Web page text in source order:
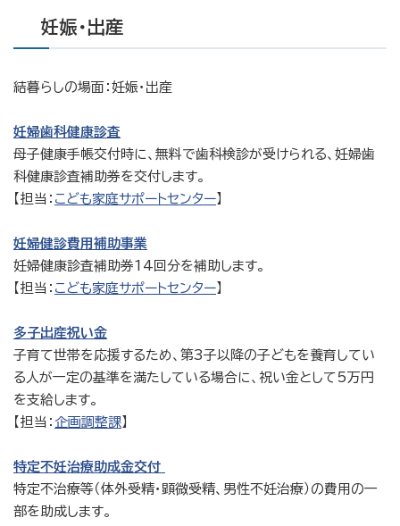
妊娠・出産
結暮らしの場面：妊娠・出産
妊婦歯科健康診査
母子健康手帳交付時に、無料で歯科検診が受けられる、妊婦歯
科健康診査補助券を交付します。
【担当： こども家庭サポートセンター】
妊婦健診費用補助事業
妊婦健康診査補助券14回分を補助します。
【担当： こども家庭サポートセンター】
多子出産祝い金
子育て世帯を応援するため、第3子以降の子どもを養育してい
る人が一定の基準を満たしている場合に、祝い金として5万円
を支給します。
【担当： 企画調整課】
特定不妊治療助成金交付
特定不治療等（体外受精・顕微受精、男性不妊治療）の費用の一
部を助成します。